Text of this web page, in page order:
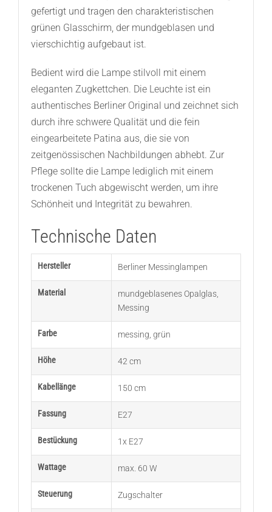
gefertigt und tragen den charakteristischen
grünen Glasschirm, der mundgeblasen und
vierschichtig aufgebaut ist.
Bedient wird die Lampe stilvoll mit einem
eleganten Zugkettchen. Die Leuchte ist ein
authentisches Berliner Original und zeichnet sich
durch ihre schwere Qualität und die fein
eingearbeitete Patina aus, die sie von
zeitgenössischen Nachbildungen abhebt. Zur
Pflege sollte die Lampe lediglich mit einem
trockenen Tuch abgewischt werden, um ihre
Schönheit und Integrität zu bewahren.
Technische Daten
Hersteller Berliner Messinglampen
Material mundgeblasenes Opalglas,
Messing
Farbe messing grün
Höhe 42 cm
Kabellänge 150 cm
Fassung E27
Bestückung 1x E27
Wattage max. 60 W
Steuerung Zugschalter